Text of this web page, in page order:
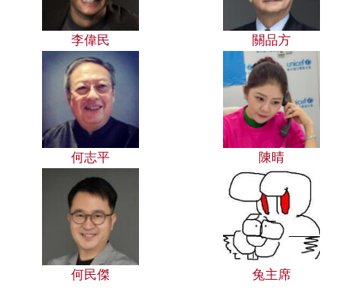
李偉民 關品方
何志平 陳晴
何民傑 兔主席